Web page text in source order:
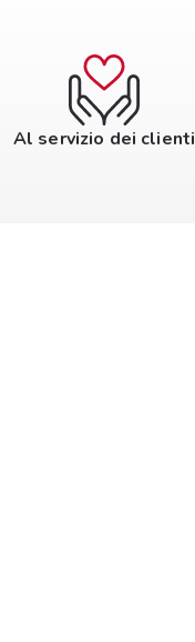
Al servizio dei clienti